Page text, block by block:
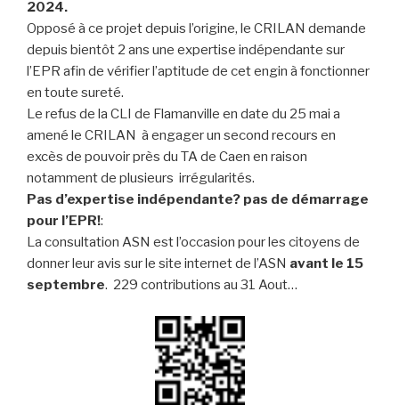
2024.
Opposé à ce projet depuis l’origine, le CRILAN demande
depuis bientôt 2 ans une expertise indépendante sur
l’EPR afin de vérifier l’aptitude de cet engin à fonctionner
en toute sureté.
Le refus de la CLI de Flamanville en date du 25 mai a
amené le CRILAN à engager un second recours en
excès de pouvoir près du TA de Caen en raison
notamment de plusieurs irrégularités.
Pas d’expertise indépendante? pas de démarrage
pour l’EPR!:
La consultation ASN est l’occasion pour les citoyens de
donner leur avis sur le site internet de l’ASN avant le 15
septembre. 229 contributions au 31 Aout…